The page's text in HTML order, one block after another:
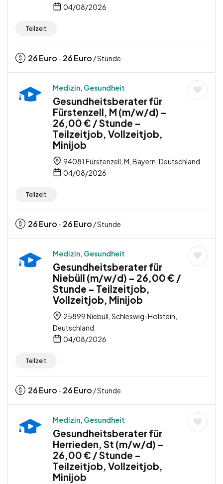
04/08/2026
Teilzeit
26Euro - 26Euro / Stunde
Medizin, Gesundheit
Gesundheitsberater für
Fürstenzell, M (m/w/d) –
26,00 € / Stunde –
Teilzeitjob, Vollzeitjob,
Minijob
94081 Fürstenzell, M, Bayern, Deutschland
04/08/2026
Teilzeit
26Euro - 26Euro / Stunde
Medizin, Gesundheit
Gesundheitsberater für
Niebüll (m/w/d) – 26,00 € /
Stunde – Teilzeitjob,
Vollzeitjob, Minijob
25899 Niebüll, Schleswig-Holstein,
Deutschland
04/08/2026
Teilzeit
26Euro - 26Euro / Stunde
Medizin, Gesundheit
Gesundheitsberater für
Herrieden, St (m/w/d) –
26,00 € / Stunde –
Teilzeitjob, Vollzeitjob,
Minijob